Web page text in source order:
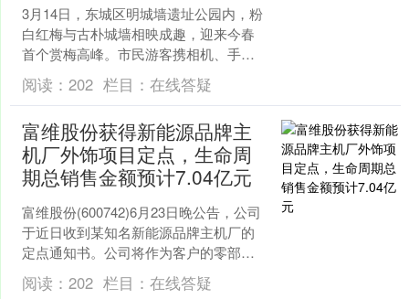
3月14日，东城区明城墙遗址公园内，粉
白红梅与古朴城墙相映成趣，迎来今春
首个赏梅高峰。市民游客携相机、手机
纷至沓来，定格春日盛景。 东城区明城
墙遗址公园内，粉白....
阅读： 202 栏目： 在线答疑
富维股份获得新能源品牌主
机厂外饰项目定点，生命周
期总销售金额预计7.04亿元
富维股份(600742)6月23日晚公告，公司
于近日收到某知名新能源品牌主机厂的
定点通知书。公司将作为客户的零部件
供应商，为其车型开发外饰产品，并将
按照要求完成....
阅读： 202 栏目： 在线答疑